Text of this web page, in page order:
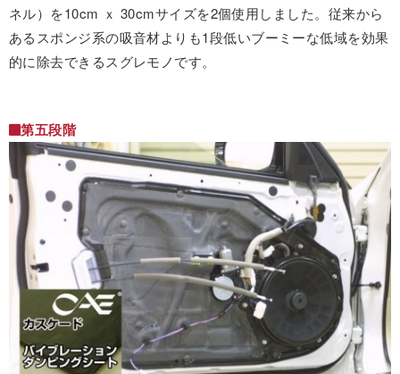
ネル）を10cm ｘ 30cmサイズを2個使用しました。従来から
あるスポンジ系の吸音材よりも1段低いブーミーな低域を効果
的に除去できるスグレモノです。
第五段階